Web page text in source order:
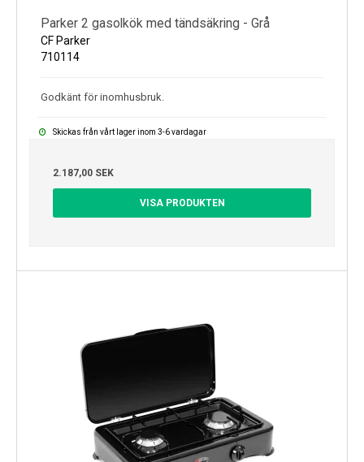
Parker 2 gasolkök med tändsäkring - Grå
CF Parker
710114
Godkänt för inomhusbruk.
Skickas från vårt lager inom 3-6 vardagar
2.187,00 SEK
VISA PRODUKTEN